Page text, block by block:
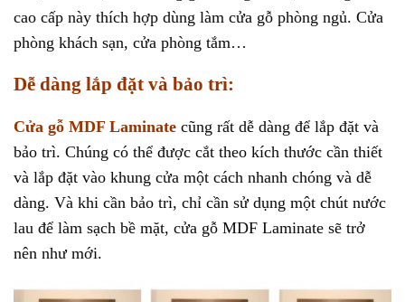
cao cấp này thích hợp dùng làm cửa gỗ phòng ngủ. Cửa
phòng khách sạn, cửa phòng tắm…
Dễ dàng lắp đặt và bảo trì:
Cửa gỗ MDF Laminate cũng rất dễ dàng để lắp đặt và
bảo trì. Chúng có thể được cắt theo kích thước cần thiết
và lắp đặt vào khung cửa một cách nhanh chóng và dễ
dàng. Và khi cần bảo trì, chỉ cần sử dụng một chút nước
lau để làm sạch bề mặt, cửa gỗ MDF Laminate sẽ trở
nên như mới.